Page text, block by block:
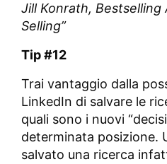
Jill Konrath, Bestselling
Selling”
Tip #12
Trai vantaggio dalla
LinkedIn di salvare le
quali sono i nuovi
determinata posizione.
salvato una ricerca